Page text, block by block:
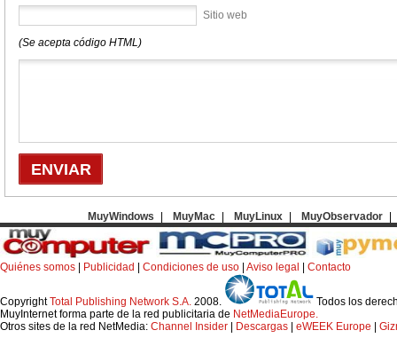
Sitio web
(Se acepta código HTML)
MuyWindows MuyMac MuyLinux MuyObservador
Quiénes somos Publicidad Condiciones de uso Aviso legal Contacto
CopyrightTotal Publishing Network S.A. 2008.
Todos los
MuyInternet forma parte de la red publicitaria de NetMediaEurope.
Otros sites de la red NetMedia: Channel Insider Descargas eWEEK Europe